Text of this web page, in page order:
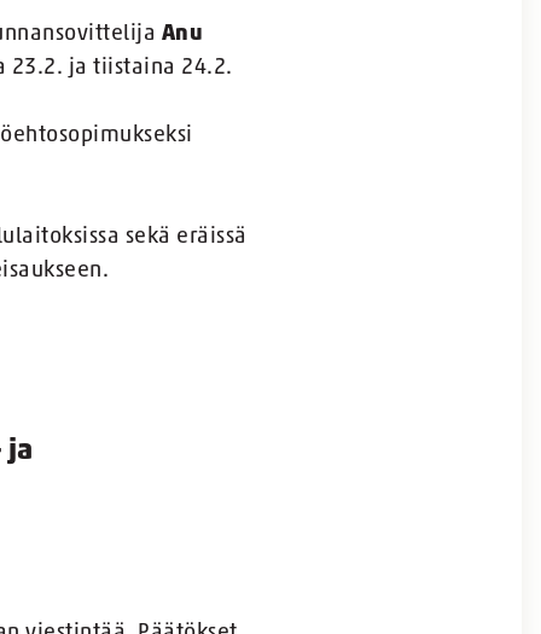
Anu
23.2. ja tiistaina 24.2.
sekä eräissä
ja